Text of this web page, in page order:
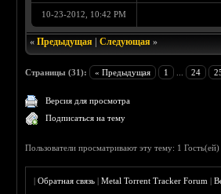
10-23-2012, 10:42 PM
«Предыдущая |Следующая »
Страницы (31): « Предыдущая 1 24
Версия для просмотра
Подписаться на тему
Пользователи просматривают эту тему: 1 Гость(ей)
|Обратная связь |Metal Torrent Tracker Forum |